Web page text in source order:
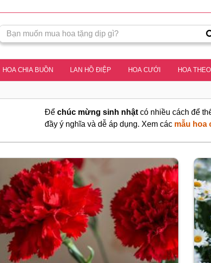
HOA CHIA BUỒN LAN HỒ ĐIỆP HOA CƯỚI HOA
Để chúc mừng sinh nhật có nhiều cách để
đầy ý nghĩa và dễ áp dụng. Xem các mẫu hoa